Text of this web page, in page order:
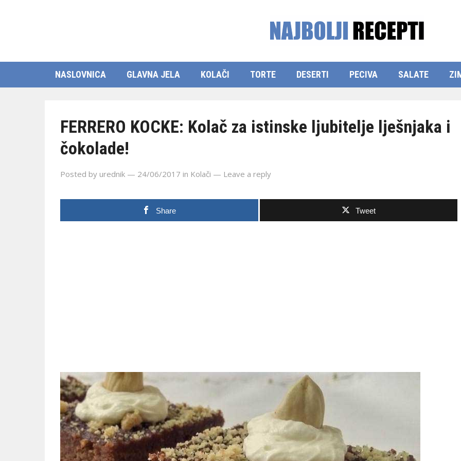
NASLOVNICA GLAVNA JELA KOLAČI TORTE DESERTI PECIVA SALATE
FERRERO KOCKE: Kolač za istinske ljubitelje lješnjaka i
čokolade!
Posted by urednik — 24/06/2017 in Kolači — Leave a reply
Share Tweet